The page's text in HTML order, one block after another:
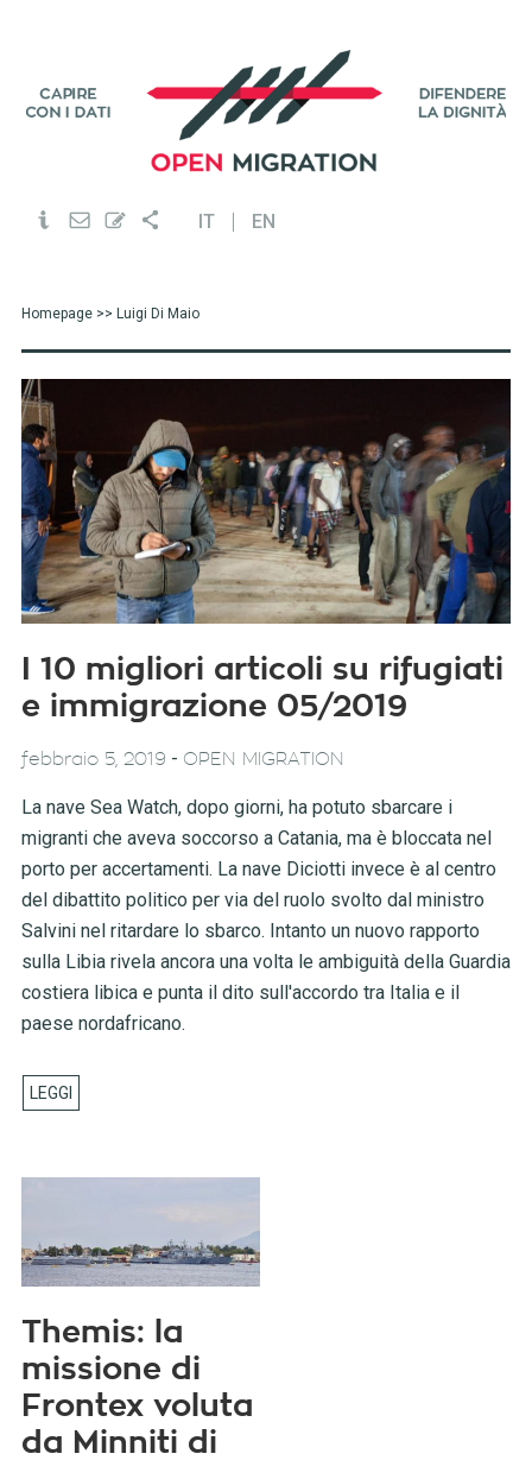
IT EN
Homepage>> Luigi Di Maio
I 10 migliori articoli su rifugiati
e immigrazione 05/2019
febbraio 5, 2019 - OPEN MIGRATION
La nave Sea Watch, dopo giorni, ha potuto sbarcare i
migranti che aveva soccorso a Catania, ma è bloccata nel
porto per accertamenti. La nave Diciotti invece è al centro
del dibattito politico per via del ruolo svolto dal ministro
Salvini nel ritardare lo sbarco. Intanto un nuovo rapporto
sulla Libia rivela ancora una volta le ambiguità della Guardia
costiera libica e punta il dito sull'accordo tra Italia e il
paese nordafricano.
Themis: la
missione di
Frontex voluta
da Minniti di